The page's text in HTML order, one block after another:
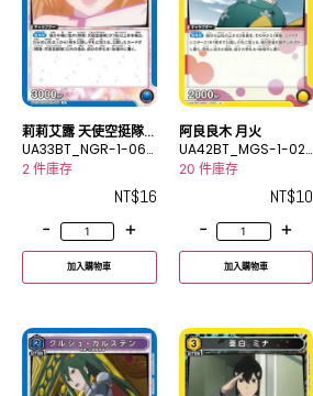
莉莉艾露 天使空挺隊/
理理沙
UA33BT_NGR-1-069
R
2 件庫存
NT$16
-
+
加入購物車
阿良良木 月火
UA42BT_MGS-1-023
U
20 件庫存
NT$10
-
+
加入購物車